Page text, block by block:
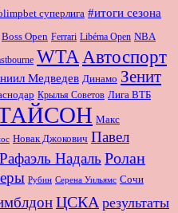
суперлига #итоги сезона
Boss Open Ferrari Libéma Open NBA
WTA Автоспорт
Медведев Динамо Зенит
Крылья Советов Лига ВТБ
Макс
Новак Джокович Павел
Рафаэль Надаль Ролан
Рубин Серена Уильямс Сочи
ЦСКА результаты